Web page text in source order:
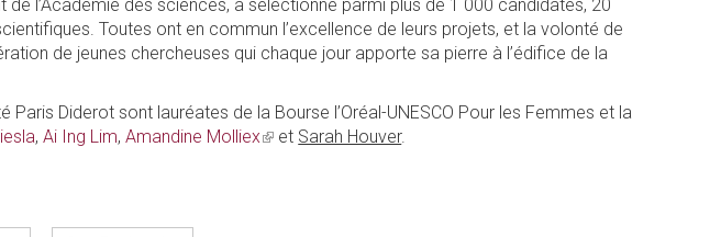
l’Académie des sciences, a sélectionné parmi plus de 1 000 candidates, 20
Toutes ont en commun l’excellence de leurs projets, et la volonté de
de jeunes chercheuses qui chaque jour apporte sa pierre à l’édifice de la
Diderot sont lauréates de la Bourse l’Oréal-UNESCO Pour les Femmes et la
,Ai Ing Lim,Amandine Molliex(link
et Sarah Houver.